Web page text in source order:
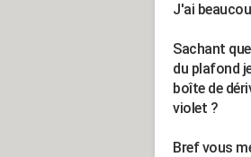
J'ai
Sachant
du plafond
boîte de
violet ?
Bref vous